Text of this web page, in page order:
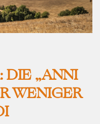
DIE „ANNI
WENIGER